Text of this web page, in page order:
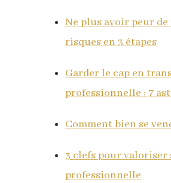
Ne plus avoir peur de
risques en 3 étapes
Garder le cap en
professionnelle : 7
Comment bien se
3 clefs pour valoriser
professionnelle